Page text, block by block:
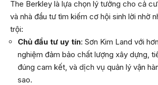
The Berkley là lựa chọn lý tưởng cho cả
và nhà đầu tư tìm kiếm cơ hội sinh lời nhờ
trội:
Chủ đầu tư uy tín: Sơn Kim Land với
nghiệm đảm bảo chất lượng xây dựng,
đúng cam kết, và dịch vụ quản lý vận
sao.